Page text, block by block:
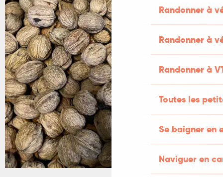
Randonner à
Randonner à
Randonner à
Toutes les
Se baigner en
Naviguer en